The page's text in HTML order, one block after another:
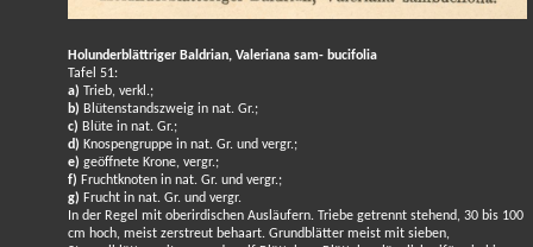
Holunderblättriger Baldrian, Valeriana sam- bucifolia
Tafel 51:
a) Trieb, verkl.;
b) Blütenstandszweig in nat. Gr.;
c) Blüte in nat. Gr.;
d) Knospengruppe in nat. Gr. und vergr.;
e) geöffnete Krone, vergr.;
f) Fruchtknoten in nat. Gr. und vergr.;
g) Frucht in nat. Gr. und vergr.
In der Regel mit oberirdischen Ausläufern. Triebe getrennt stehend, 30 bis 100
cm hoch, meist zerstreut behaart. Grundblätter meist mit sieben,